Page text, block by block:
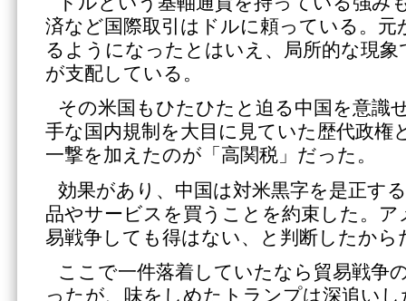
済など国際取引はドルに頼っている。元
るようになったとはいえ、局所的な現象
が支配している。
その米国もひたひたと迫る中国を意識
手な国内規制を大目に見ていた歴代政権
一撃を加えたのが「高関税」だった。
効果があり、中国は対米黒字を是正す
品やサービスを買うことを約束した。
易戦争しても得はない、と判断したから
ここで一件落着していたなら貿易戦争
ったが、味をしめたトランプは深追いし